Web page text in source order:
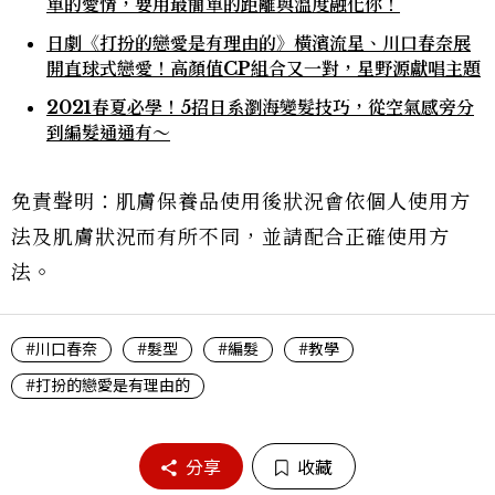
單的愛情，要用最簡單的距離與溫度融化你！
日劇《打扮的戀愛是有理由的》橫濱流星、川口春奈展
開直球式戀愛！高顏值CP組合又一對，星野源獻唱主題
2021春夏必學！5招日系瀏海變髮技巧，從空氣感旁分
到編髮通通有～
免責聲明：肌膚保養品使用後狀況會依個人使用方
法及肌膚狀況而有所不同，並請配合正確使用方
法。
#川口春奈 #髮型 #編髮
#教學
#打扮的戀愛是有理由的
分享 收藏